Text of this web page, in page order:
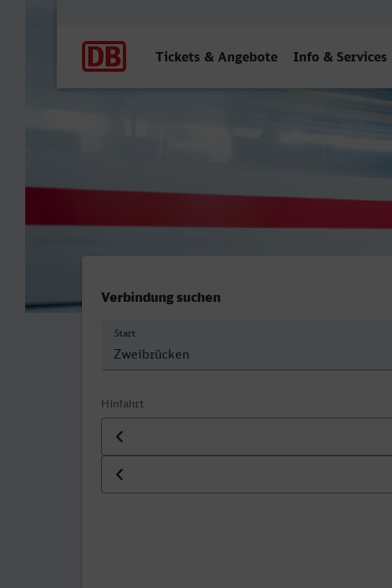
Tickets & Angebote Info & Services
Zweibrücken Hbf -
Verbindung suchen
Start
Hinfahrt
Datum der Hinfahrt
Uhrzeit der Hinfahrt